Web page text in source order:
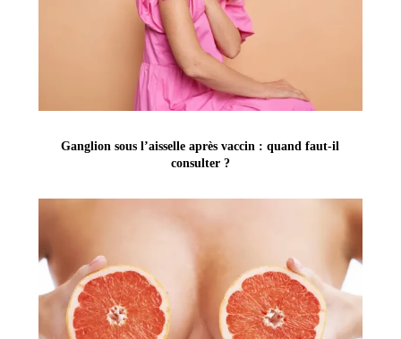
Ganglion sous l’aisselle après vaccin : quand faut-il
consulter ?